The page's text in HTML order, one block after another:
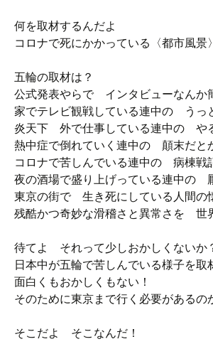
何を取材するんだよ
コロナで死にかかっている〈都市風景
五輪の取材は？
公式発表やらで インタビューなんか
家でテレビ観戦している連中の うっ
炎天下 外で仕事している連中の や
熱中症で倒れていく連中の 顛末だと
コロナで苦しんでいる連中の 病棟戦
夜の酒場で盛り上げっている連中の
東京の街で 生き死にしている人間の
残酷かつ奇妙な滑稽さと異常さを 世
待てよ それって少しおかしくないか
日本中が五輪で苦しんでいる様子を取
面白くもおかしくもない！
そのために東京まで行く必要があるの
そこだよ そこなんだ！